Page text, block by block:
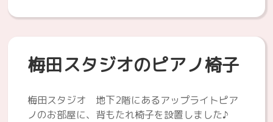
梅田スタジオのピアノ椅子
梅田スタジオ 地下2階にあるアップライトピア
ノのお部屋に、背もたれ椅子を設置しました♪